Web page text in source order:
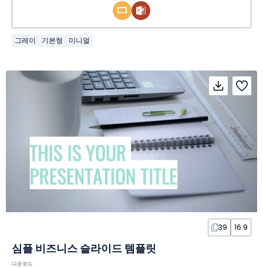
그레이 기본형 미니멀
39 16:9
심플 비즈니스 슬라이드 템플릿
다운로드